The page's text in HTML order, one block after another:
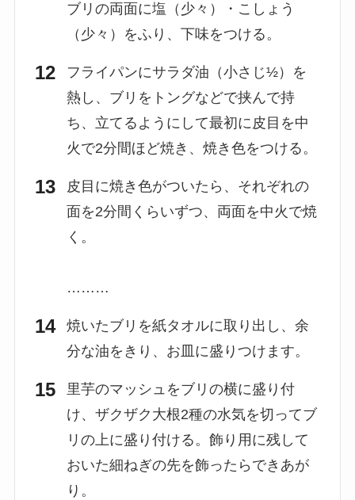
ブリの両面に塩（少々）・こしょう
（少々）をふり、下味をつける。
フライパンにサラダ油（小さじ½）を
熱し、ブリをトングなどで挟んで持
ち、立てるようにして最初に皮目を中
火で2分間ほど焼き、焼き色をつける。
皮目に焼き色がついたら、それぞれの
面を2分間くらいずつ、両面を中火で焼
く。
………
焼いたブリを紙タオルに取り出し、余
分な油をきり、お皿に盛りつけます。
里芋のマッシュをブリの横に盛り付
け、ザクザク大根2種の水気を切ってブ
リの上に盛り付ける。飾り用に残して
おいた細ねぎの先を飾ったらできあが
り。